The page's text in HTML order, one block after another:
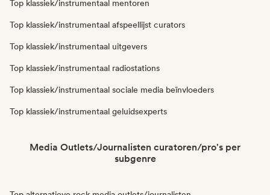
Top klassiek/instrumentaal mentoren
Top klassiek/instrumentaal afspeellijst curators
Top klassiek/instrumentaal uitgevers
Top klassiek/instrumentaal radiostations
Top klassiek/instrumentaal sociale media beïnvloeders
Top klassiek/instrumentaal geluidsexperts
Media Outlets/Journalisten curatoren/pro's per
subgenre